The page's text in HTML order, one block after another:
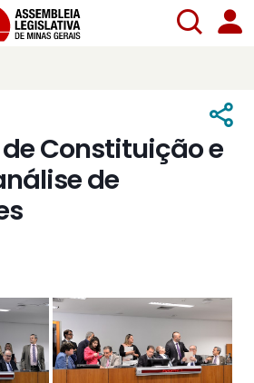
Constituição e
de